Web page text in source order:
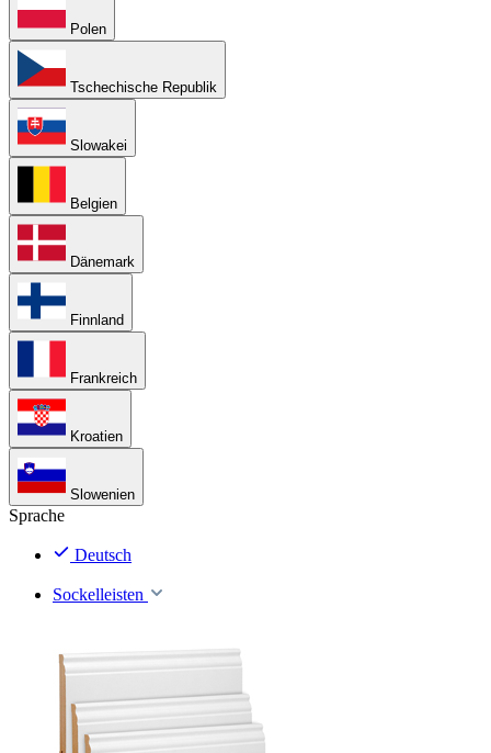
Polen
Tschechische Republik
Slowakei
Belgien
Dänemark
Finnland
Frankreich
Kroatien
Slowenien
Sprache
Deutsch
Sockelleisten